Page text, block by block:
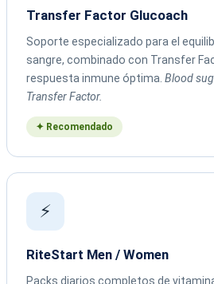
Transfer Factor Glucoach
Soporte especializado para el
sangre, combinado con Transfer
respuesta inmune óptima. Blood
Transfer Factor.
✦ Recomendado
⚡
RiteStart Men / Women
Packs diarios completos de